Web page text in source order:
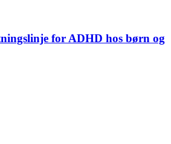
for ADHD hos børn og